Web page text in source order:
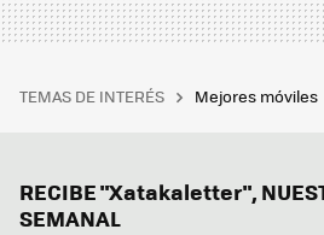
TEMAS DE INTERÉS Mejores móviles
RECIBE "Xatakaletter",
SEMANAL